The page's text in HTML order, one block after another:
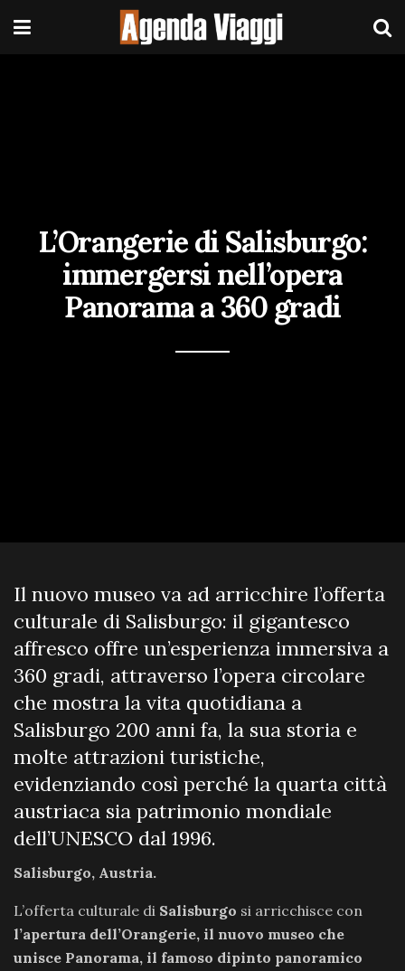
L’Orangerie di Salisburgo:
immergersi nell’opera
Panorama a 360 gradi
Il nuovo museo va ad arricchire l’offerta
culturale di Salisburgo: il gigantesco
affresco offre un’esperienza immersiva a
360 gradi, attraverso l’opera circolare
che mostra la vita quotidiana a
Salisburgo 200 anni fa, la sua storia e
molte attrazioni turistiche,
evidenziando così perché la quarta città
austriaca sia patrimonio mondiale
dell’UNESCO dal 1996.
Salisburgo, Austria.
L’offerta culturale di Salisburgo si arricchisce con
l’apertura dell’Orangerie, il nuovo museo che
unisce Panorama, il famoso dipinto panoramico